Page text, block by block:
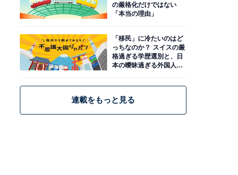
の厳格化だけではない
「本当の理由」
「移民」に冷たいのはど
っちなのか？ スイスの厳
格過ぎる学歴選別と、日
本の曖昧過ぎる外国人政
連載をもっと見る